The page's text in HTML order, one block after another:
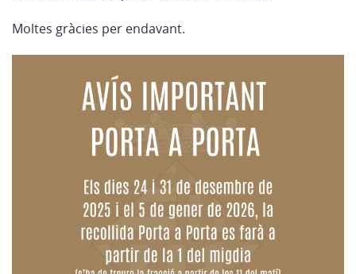
Moltes gràcies per endavant.